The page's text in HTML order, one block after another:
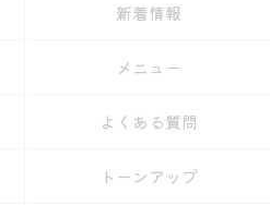
新着情報
メニュー
よくある質問
トーンアップ